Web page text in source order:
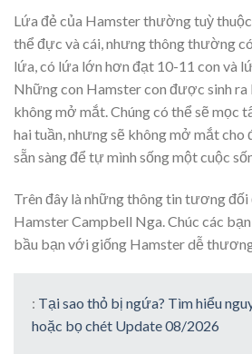
Lứa đẻ của Hamster thường tuỳ
thể đực và cái, nhưng thông thường
lứa, có lứa lớn hơn đạt 10-11 con và
Những con Hamster con được sinh ra
không mở mắt. Chúng có thể sẽ mọc
hai tuần, nhưng sẽ không mở mắt cho
sẵn sàng để tự mình sống một cuộc
Trên đây là những thông tin tương
Hamster Campbell Nga. Chúc các
bầu bạn với giống Hamster dễ
: Tại sao thỏ bị ngứa? Tìm hiểu
hoặc bọ chét Update 08/2026